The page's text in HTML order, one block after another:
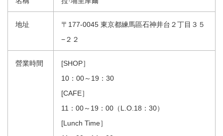
地址
〒177-0045 東京都練馬區石神井台２丁目３５
−２２
營業時間
[SHOP］
10：00～19：30
[CAFE］
11：00～19：00（L.O.18：30）
[Lunch Time］